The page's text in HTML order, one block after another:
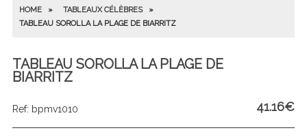
HOME » TABLEAUX CÉLÈBRES
»
TABLEAU SOROLLA LA PLAGE DE BIARRITZ
TABLEAU SOROLLA LA PLAGE DE
BIARRITZ
€
41.16
Ref: bpmv1010